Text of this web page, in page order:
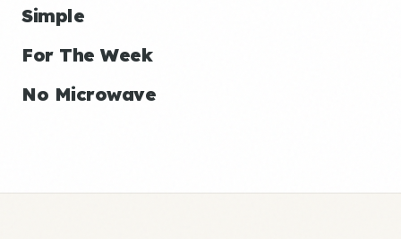
Simple
For The Week
No Microwave